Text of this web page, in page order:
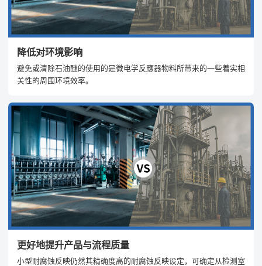
降低对环境影响
避免或清除石油醚的使用的是微电学反應器物料所带来的一些着实相
关性的周围环境效率。
更好地提升产品与流程质量
小型耐腐蚀反映仍然其精确度高的耐腐蚀反映设定，可确定从检测室